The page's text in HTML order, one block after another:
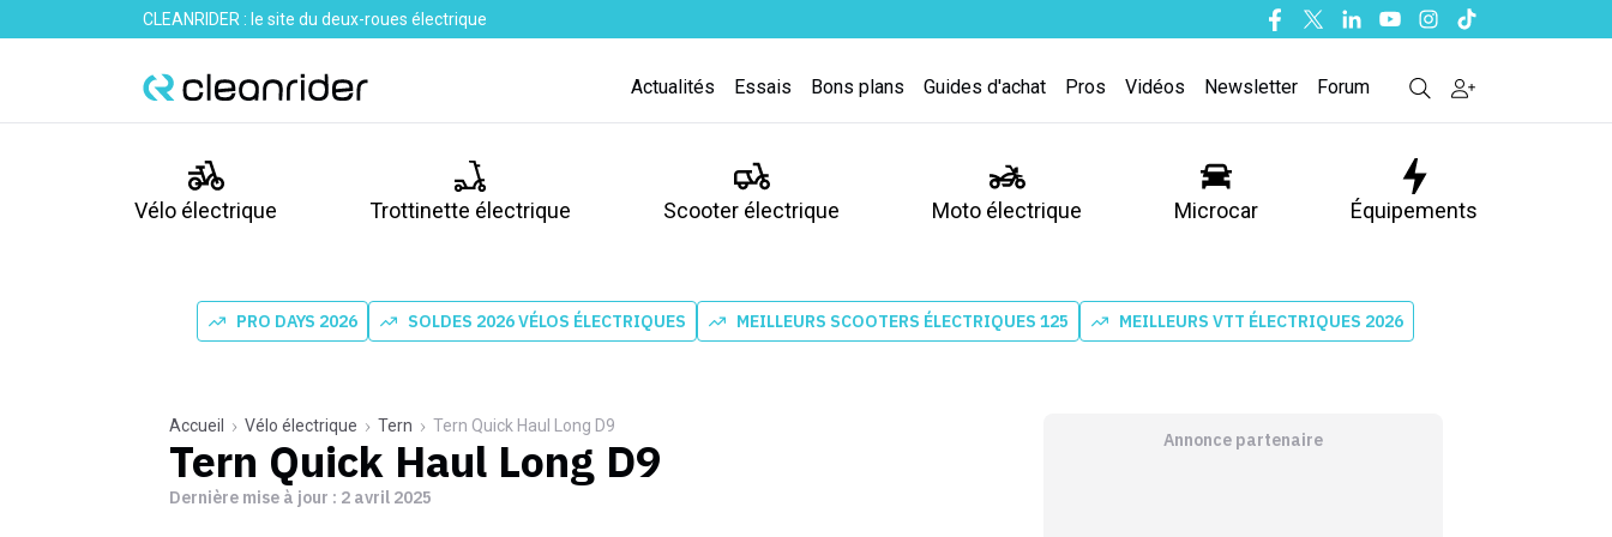
CLEANRIDER : le site du deux-roues électrique Facebook
TwitterLinkedinYoutubeInstagram
Tiktok
Actualités Essais Bons plans Guides d'achat Pros Vidéos Newsletter Forum
Vélo électrique Trottinette électrique Scooter électrique Moto électrique Microcar Équipements
PRO DAYS 2026 SOLDES 2026 VÉLOS ÉLECTRIQUES MEILLEURS SCOOTERS ÉLECTRIQUES 125 MEILLEURS VTT ÉLECTRIQUES 2026
Accueil Vélo électrique Tern Tern Quick Haul Long D9
Tern Quick Haul Long D9
Dernière mise à jour : 2 avril 2025
Annonce partenaire